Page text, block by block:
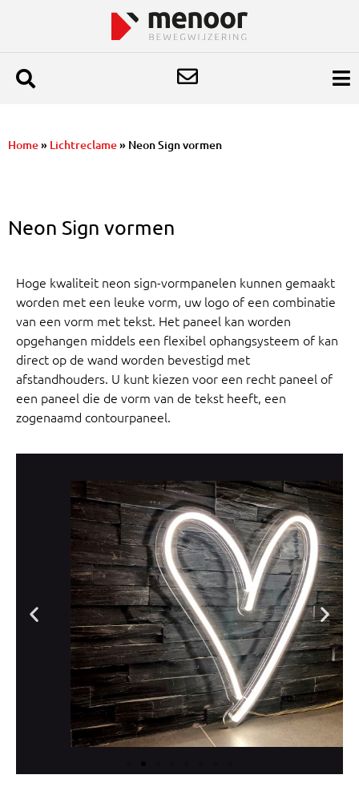
Home» Lichtreclame» Neon Sign vormen
Neon Sign vormen
Hoge kwaliteit neon sign-vormpanelen kunnen gemaakt
worden met een leuke vorm, uw logo of een combinatie
van een vorm met tekst. Het paneel kan worden
opgehangen middels een flexibel ophangsysteem of kan
direct op de wand worden bevestigd met
afstandhouders. U kunt kiezen voor een recht paneel of
een paneel die de vorm van de tekst heeft, een
zogenaamd contourpaneel.